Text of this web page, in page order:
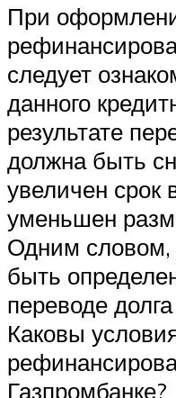
При
следует
данного
результате
должна быть
увеличен срок
уменьшен
Одним словом,
быть
переводе
Каковы
Газпромбанке?